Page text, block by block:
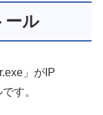
ール
」がIP
す。